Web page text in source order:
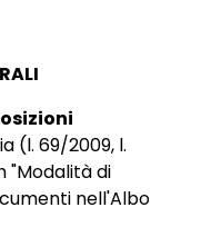
(l. 69/2009, l.
"Modalità di
nell'Albo